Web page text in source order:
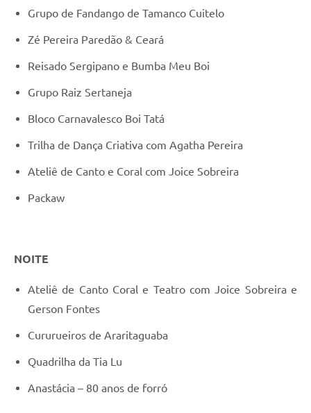
Grupo de Fandango de Tamanco Cuitelo
Zé Pereira Paredão & Ceará
Reisado Sergipano e Bumba Meu Boi
Grupo Raiz Sertaneja
Bloco Carnavalesco Boi Tatá
Trilha de Dança Criativa com Agatha Pereira
Ateliê de Canto e Coral com Joice Sobreira
Packaw
NOITE
Ateliê de Canto Coral e Teatro com Joice Sobreira e
Gerson Fontes
Cururueiros de Araritaguaba
Quadrilha da Tia Lu
Anastácia – 80 anos de forró